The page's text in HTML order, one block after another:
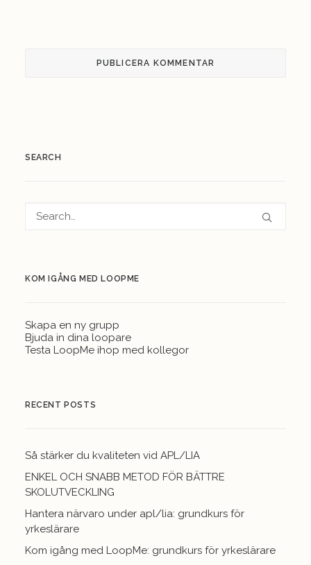
SEARCH
KOM IGÅNG MED LOOPME
Skapa en ny grupp
Bjuda in dina loopare
Testa LoopMe ihop med kollegor
RECENT POSTS
Så stärker du kvaliteten vid APL/LIA
ENKEL OCH SNABB METOD FÖR BÄTTRE
SKOLUTVECKLING
Hantera närvaro under apl/lia: grundkurs för
yrkeslärare
Kom igång med LoopMe: grundkurs för yrkeslärare